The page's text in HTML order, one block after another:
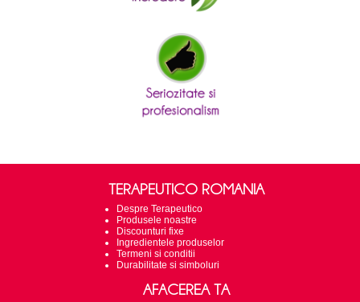
TERAPEUTICO ROMANIA
Despre Terapeutico
Produsele noastre
Discounturi fixe
Ingredientele produselor
Termeni si conditii
Durabilitate si simboluri
AFACEREA TA